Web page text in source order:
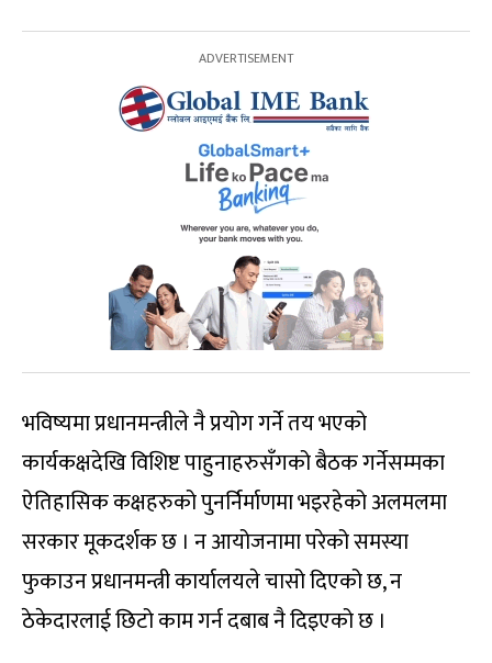
भविष्यमा प्रधानमन्त्रीले नै प्रयोग गर्ने तय भएको
कार्यकक्षदेखि विशिष्ट पाहुनाहरुसँगको बैठक गर्नेसम्मका
ऐतिहासिक कक्षहरुको पुनर्निर्माणमा भइरहेको अलमलमा
सरकार मूकदर्शक छ । न आयोजनामा परेको समस्या
फुकाउन प्रधानमन्त्री कार्यालयले चासो दिएको छ, न
ठेकेदारलाई छिटो काम गर्न दबाब नै दिइएको छ ।